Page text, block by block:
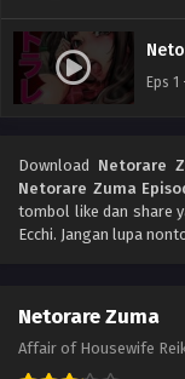
Eps 1
Download Netorare
Netorare Zuma
tombol like dan share
Ecchi. Jangan lupa
Netorare Zuma
Affair of Housewife